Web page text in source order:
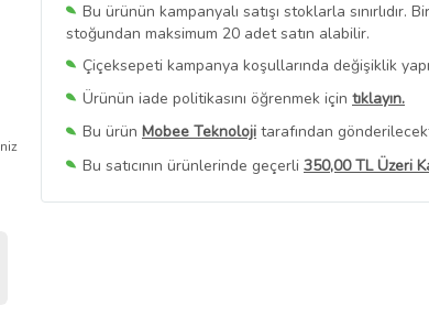
Bu ürünün kampanyalı satışı stoklarla sınırlıdır.
stoğundan maksimum 20 adet satın alabilir.
Çiçeksepeti kampanya koşullarında değişiklik
Ürünün iade politikasını öğrenmek için tıklayın.
Bu ürün Mobee Teknoloji tarafından
Bu satıcının ürünlerinde geçerli 350,00 TL Üzeri
Bu SatıcınınTüm Ürünlerini Görüntüle